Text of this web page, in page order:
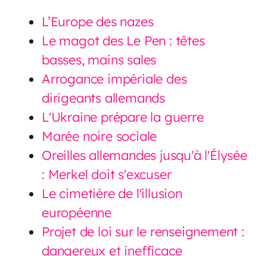
L’Europe des nazes
Le magot des Le Pen : têtes
basses, mains sales
Arrogance impériale des
dirigeants allemands
L'Ukraine prépare la guerre
Marée noire sociale
Oreilles allemandes jusqu'à l'Élysée
: Merkel doit s'excuser
Le cimetière de l'illusion
européenne
Projet de loi sur le renseignement :
dangereux et inefficace